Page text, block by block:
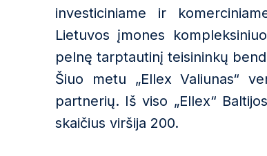
investiciniame ir
Lietuvos įmones
pelnę tarptautinį teisininkų
Šiuo metu „Ellex Valiunas“
partnerių. Iš viso „Ellex“
skaičius viršija 200.